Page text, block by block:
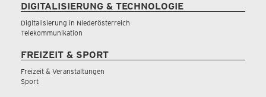
DIGITALISIERUNG & TECHNOLOGIE
Digitalisierung in Niederösterreich
Telekommunikation
FREIZEIT & SPORT
Freizeit & Veranstaltungen
Sport